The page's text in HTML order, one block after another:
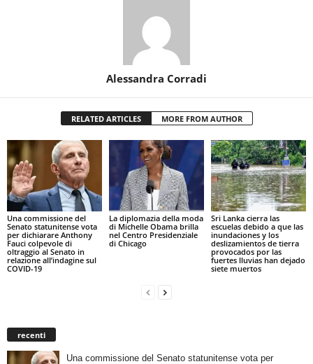
Alessandra Corradi
RELATED ARTICLES MORE FROM AUTHOR
Una commissione del
Senato statunitense vota
per dichiarare Anthony
Fauci colpevole di
oltraggio al Senato in
relazione all’indagine sul
COVID-19
La diplomazia della moda
di Michelle Obama brilla
nel Centro Presidenziale
di Chicago
Sri Lanka cierra las
escuelas debido a que las
inundaciones y los
deslizamientos de tierra
provocados por las
fuertes lluvias han dejado
siete muertos
recenti
Una commissione del Senato statunitense vota per